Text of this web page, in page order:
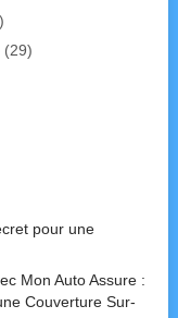
(29)
pour une
Mon Auto Assure :
Couverture Sur-